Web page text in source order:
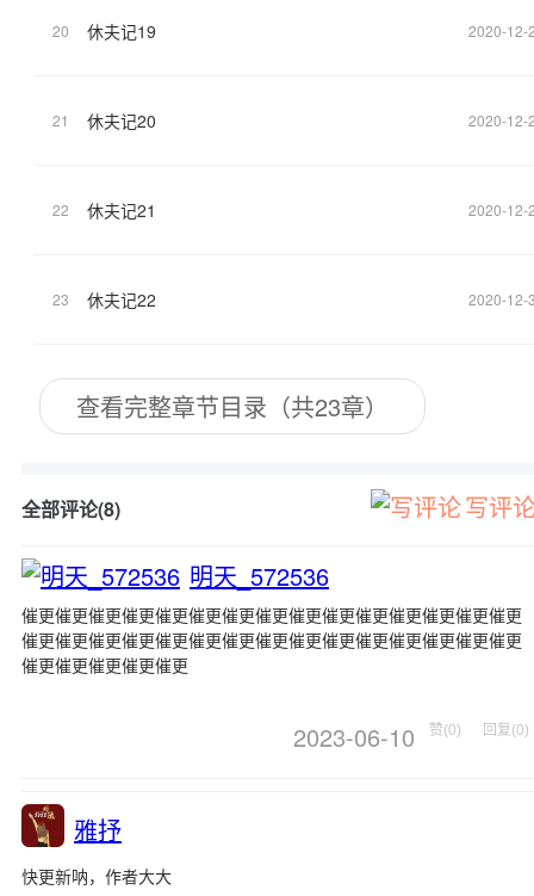
20 休夫记19 2020-12-
21 休夫记20 2020-12-
22 休夫记21 2020-12-
23 休夫记22 2020-12-
查看完整章节目录（共23章）
全部评论(8)
写评
明天_572536
催更催更催更催更催更催更催更催更催更催更催更催更催更催更催更
催更催更催更催更催更催更催更催更催更催更催更催更催更催更催更
催更催更催更催更催更
2023-06-10 赞(0) 回复(0)
雅抒
快更新呐，作者大大